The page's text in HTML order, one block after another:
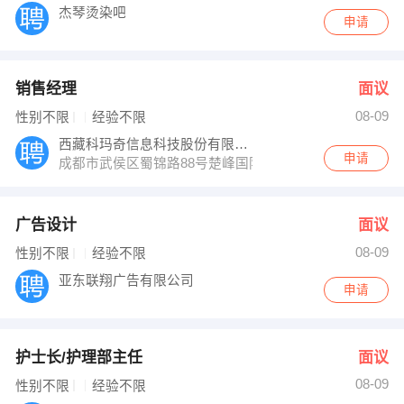
杰琴烫染吧
申请
销售经理 面议
性别不限 经验不限
08-09
西藏科玛奇信息科技股份有限公司
成都市武侯区蜀锦路88号楚峰国际中心1203
申请
广告设计 面议
性别不限 经验不限
08-09
亚东联翔广告有限公司
申请
护士长/护理部主任 面议
性别不限 经验不限
08-09